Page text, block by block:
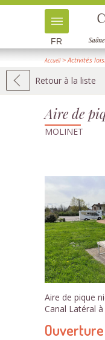
FR
Accueil> Activités
Retour à la liste
Aire de
MOLINET
Aire de pique
Canal Latéral
Ouverture